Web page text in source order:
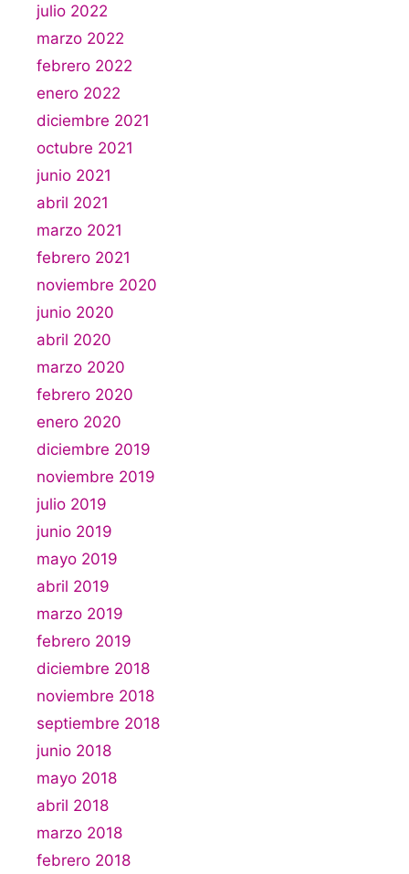
julio 2022
marzo 2022
febrero 2022
enero 2022
diciembre 2021
octubre 2021
junio 2021
abril 2021
marzo 2021
febrero 2021
noviembre 2020
junio 2020
abril 2020
marzo 2020
febrero 2020
enero 2020
diciembre 2019
noviembre 2019
julio 2019
junio 2019
mayo 2019
abril 2019
marzo 2019
febrero 2019
diciembre 2018
noviembre 2018
septiembre 2018
junio 2018
mayo 2018
abril 2018
marzo 2018
febrero 2018